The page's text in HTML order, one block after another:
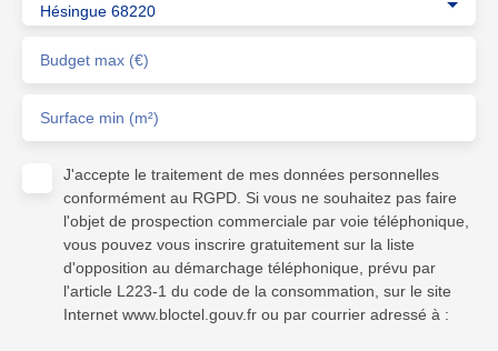
Hésingue 68220
Budget max (€)
Surface min (m²)
J'accepte le traitement de mes données personnelles
conformément au RGPD. Si vous ne souhaitez pas faire
l'objet de prospection commerciale par voie téléphonique,
vous pouvez vous inscrire gratuitement sur la liste
d'opposition au démarchage téléphonique, prévu par
l'article L223-1 du code de la consommation, sur le site
Internet www.bloctel.gouv.fr ou par courrier adressé à :